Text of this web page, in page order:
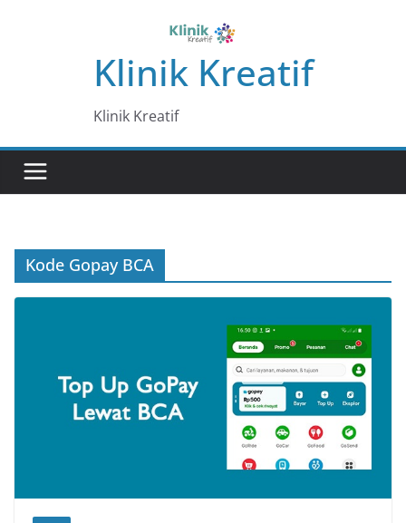
Klinik Kreatif
Klinik Kreatif
Kode Gopay BCA